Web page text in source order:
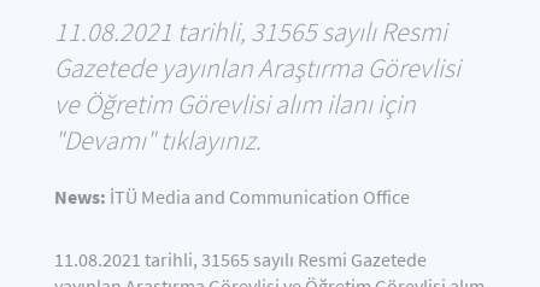
11.08.2021 tarihli, 31565 sayılı Resmi
Gazetede yayınlan Araştırma Görevlisi
ve Öğretim Görevlisi alım ilanı için
"Devamı" tıklayınız.
News: İTÜ Media and Communication Office
11.08.2021 tarihli, 31565 sayılı Resmi Gazetede